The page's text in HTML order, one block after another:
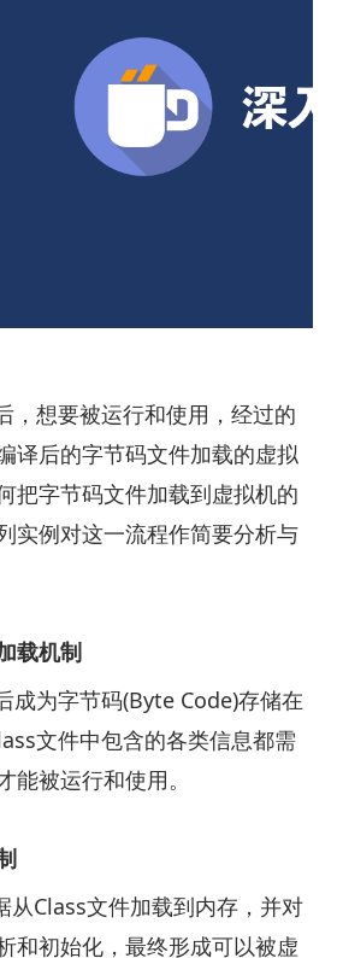
，想要被运行和使用，经过的
译后的字节码文件加载的虚拟
把字节码文件加载到虚拟机的
实例对这一流程作简要分析与
载机制
成为字节码(Byte Code)存储在
文件中包含的各类信息都需
能被运行和使用。
从Class文件加载到内存，并对
和初始化，最终形成可以被虚